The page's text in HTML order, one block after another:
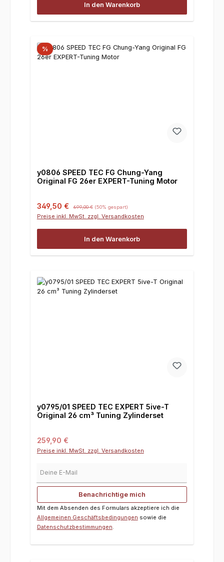
In den Warenkorb
%
y0806 SPEED TEC FG Chung-Yang
Original FG 26er EXPERT-Tuning Motor
Verkaufspreis:
349,50 € 699,00 € (50% gespart)
Preise inkl. MwSt. zzgl. Versandkosten
In den Warenkorb
y0795/01 SPEED TEC EXPERT 5ive-T
Original 26 cm³ Tuning Zylinderset
Regulärer Preis:
259,90 €
Preise inkl. MwSt. zzgl. Versandkosten
Benachrichtige mich
Mit dem Absenden des Formulars akzeptiere ich die
Allgemeinen Geschäftsbedingungen sowie die
Datenschutzbestimmungen.